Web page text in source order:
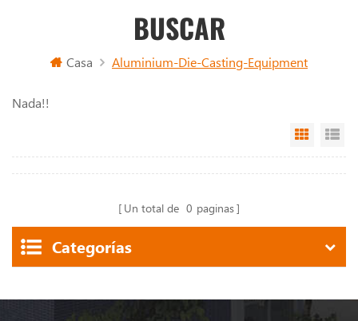
BUSCAR
Casa Aluminium-Die-Casting-Equipment
Nada!!
Grid
Un total de 0 paginas
Categorías